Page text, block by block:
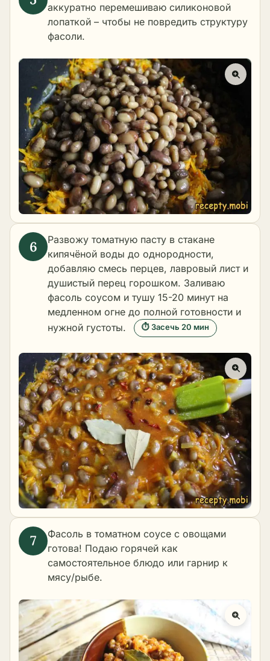
аккуратно перемешиваю силиконовой
лопаткой – чтобы не повредить структуру
фасоли.
Развожу томатную пасту в стакане
кипячёной воды до однородности,
добавляю смесь перцев, лавровый лист и
душистый перец горошком. Заливаю
фасоль соусом и тушу 15-20 минут на
медленном огне до полной готовности и
нужной густоты.
⏱ Засечь 20 мин
Фасоль в томатном соусе с овощами
готова! Подаю горячей как
самостоятельное блюдо или гарнир к
мясу/рыбе.